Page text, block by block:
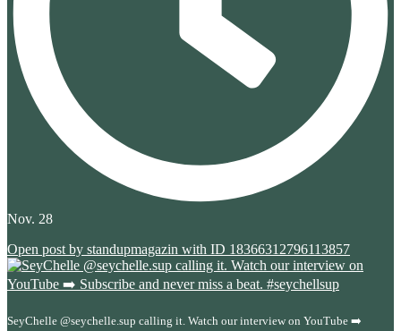
Nov. 28
Open post by standupmagazin with ID 18366312796113857
SeyChelle @seychelle.sup calling it. Watch our interview on YouTube ➡️